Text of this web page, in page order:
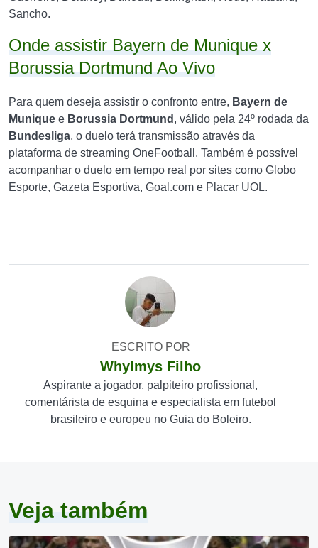
Sancho.
Onde assistir Bayern de Munique x
Borussia Dortmund Ao Vivo
Para quem deseja assistir o confronto entre, Bayern de
Munique e Borussia Dortmund , válido pela 24º rodada da
Bundesliga, o duelo terá transmissão através da
plataforma de streaming OneFootball. Também é possível
acompanhar o duelo em tempo real por sites como Globo
Esporte, Gazeta Esportiva, Goal.com e Placar UOL.
ESCRITO POR
Whylmys Filho
Aspirante a jogador, palpiteiro profissional,
comentárista de esquina e especialista em futebol
brasileiro e europeu no Guia do Boleiro.
Veja também